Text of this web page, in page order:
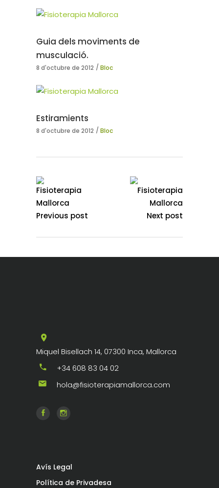
Guia dels moviments de
musculació.
8 d'octubre de 2012 Bloc
Estiramients
8 d'octubre de 2012 Bloc
Previous post Next post
Miquel Bisellach 14, 07300 Inca, Mallorca
+34 608 83 04 02
hola@fisioterapiamallorca.com
Avís Legal
Política de Privadesa